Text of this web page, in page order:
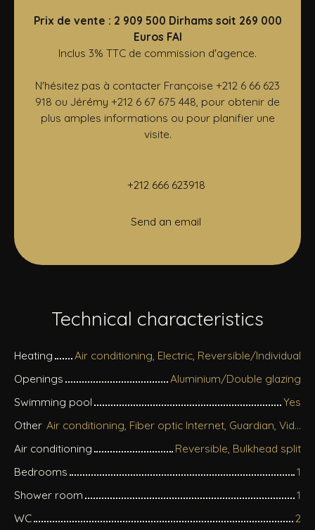
Prix de vente : 2 909 500 Dirhams soit 269 000
Euros FAI
Inclus 3% TTC de commission d'agence.
N'hésitez pas à contacter Françoise +212 6 66 623
918 ou Jérémy +212 6 67 675 448, pour obtenir de
plus amples informations ou pour planifier une
visite.
+212 666 623918
Send an email
Technical characteristics
Heating
Air conditioning, Electric, Reversible/Individual
Openings
Aluminium/Double glazing
Swimming pool
Yes
Other
Air conditioning, Fiber optic Internet, Guardian, Videophone, Electric shutters
Air conditioning
Reversible, Bulkhead split
Bedrooms
1
Shower room
1
WC
2